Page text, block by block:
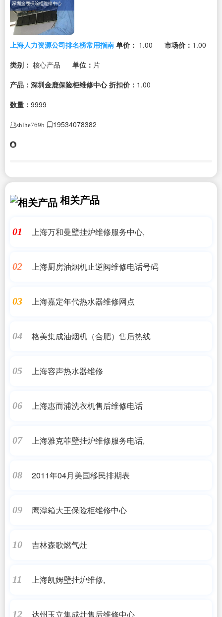
上海人力资源公司排名榜常用指南 单价： 1.00 市场价： 1.00
类别： 核心产品 单位： 片
产品：深圳金鹿保险柜维修中心 折扣价： 1.00
数量： 9999
shlhe769b 19534078382
相关产品
01 上海万和曼壁挂炉维修服务中心,
02 上海厨房油烟机止逆阀维修电话号码
03 上海嘉定年代热水器维修网点
04 格美集成油烟机（合肥）售后热线
05 上海容声热水器维修
06 上海惠而浦洗衣机售后维修电话
07 上海雅克菲壁挂炉维修服务电话,
08 2011年04月美国移民排期表
09 鹰潭箱大王保险柜维修中心
10 吉林森歌燃气灶
11 上海凯姆壁挂炉维修,
12 达州玉立集成灶售后维修中心